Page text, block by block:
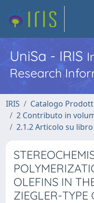
UniSa - IRIS
Research
IRIS
Catalogo
2 Contributo in
2.1.2 Articolo su libro
OLEFINS IN
ZIEGLER-TYPE